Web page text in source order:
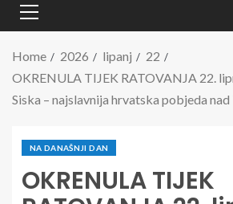
Home 2026 lipanj
22
OKRENULA TIJEK RATOVANJA 22.
Siska – najslavnija hrvatska pobjeda
NA DANAŠNJI DAN
OKRENULA TIJEK